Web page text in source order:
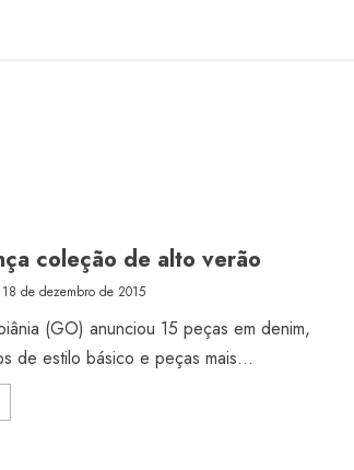
coleção de alto verão
18 de dezembro de 2015
(GO) anunciou 15 peças em denim,
de estilo básico e peças mais...